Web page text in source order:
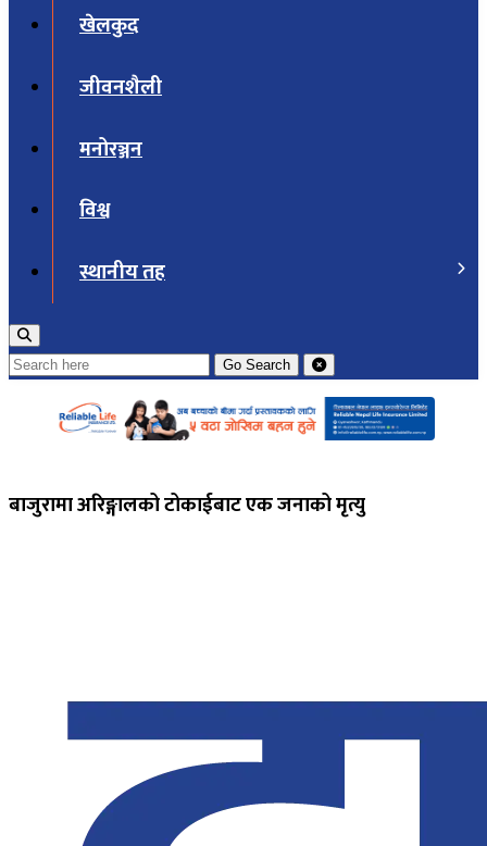
खेलकुद
जीवनशैली
मनोरञ्जन
विश्व
स्थानीय तह
Go Search
बाजुरामा अरिङ्गालको टोकाईबाट एक जनाको मृत्यु